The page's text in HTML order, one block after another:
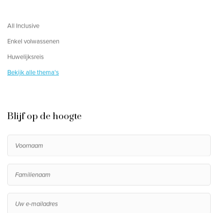
All Inclusive
Enkel volwassenen
Huwelijksreis
Bekijk alle thema's
Blijf op de hoogte